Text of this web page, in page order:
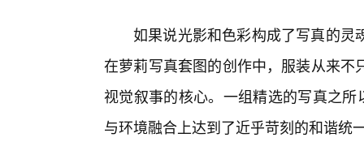
如果说光影和色彩构成了写真的灵
在萝莉写真套图的创作中，服装从来
视觉叙事的核心。一组精选的写真之
与环境融合上达到了近乎苛刻的和谐统